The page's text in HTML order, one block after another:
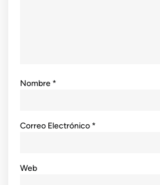
Nombre *
Correo Electrónico *
Web